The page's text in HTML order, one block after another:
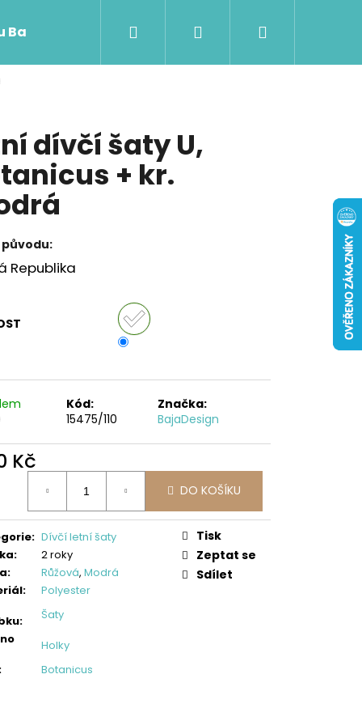
Baji nového Přihlášení
dívčí šaty U,
+ kr.
původu:
Republika
Kód:
15475/110
Značka:
BajaDesign
Kč
DO KOŠÍKU
: Dívčí letní šaty
:
2 roky
: Růžová, Modrá
:
Polyester
:
Šaty
Holky
: Botanicus
Tisk
Zeptat se
Sdílet
KRAŤASY